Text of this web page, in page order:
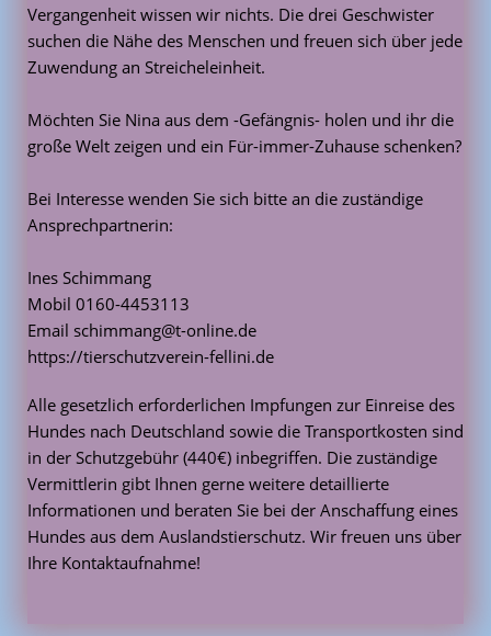
Vergangenheit wissen wir nichts. Die drei Geschwister
suchen die Nähe des Menschen und freuen sich über jede
Zuwendung an Streicheleinheit.
Möchten Sie Nina aus dem -Gefängnis- holen und ihr die
große Welt zeigen und ein Für-immer-Zuhause schenken?
Bei Interesse wenden Sie sich bitte an die zuständige
Ansprechpartnerin:
Ines Schimmang
Mobil 0160-4453113
Email schimmang@t-online.de
https://tierschutzverein-fellini.de
Alle gesetzlich erforderlichen Impfungen zur Einreise des
Hundes nach Deutschland sowie die Transportkosten sind
in der Schutzgebühr (440€) inbegriffen. Die zuständige
Vermittlerin gibt Ihnen gerne weitere detaillierte
Informationen und beraten Sie bei der Anschaffung eines
Hundes aus dem Auslandstierschutz. Wir freuen uns über
Ihre Kontaktaufnahme!